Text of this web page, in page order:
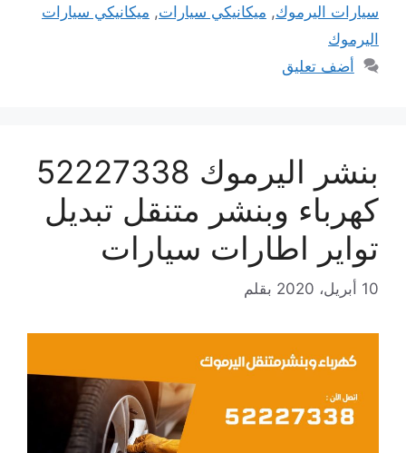
سيارات اليرموك, ميكانيكي سيارات, ميكانيكي سيارات
اليرموك
أضف تعليق
بنشر اليرموك 52227338
كهرباء وبنشر متنقل تبديل
تواير اطارات سيارات
10 أبريل، 2020 بقلم